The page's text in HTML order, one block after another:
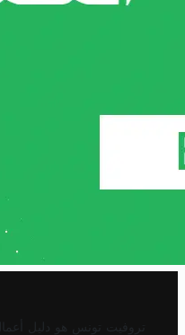
تروفيت تونس هو دليل